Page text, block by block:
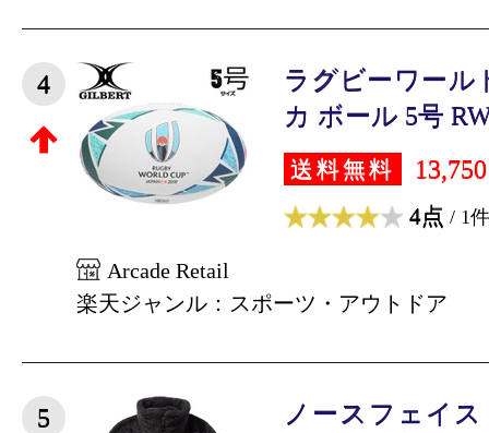
4
ラグビーワール
カ ボール 5号
送料無料
4点 / 1件
Arcade Retail
楽天ジャンル：スポーツ・アウトドア
5
ノースフェイス